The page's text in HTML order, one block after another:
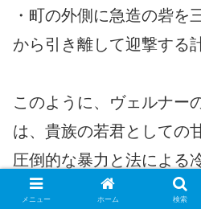
・町の外側に急造の砦を
から引き離して迎撃する
このように、ヴェルナー
は、貴族の若君としての
圧倒的な暴力と法による
合理的な経済・防衛政策
メニュー ホーム 検索